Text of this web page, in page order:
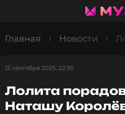
Главная Новости
12 сентября 2025, 22:35
Лолита
Наташу